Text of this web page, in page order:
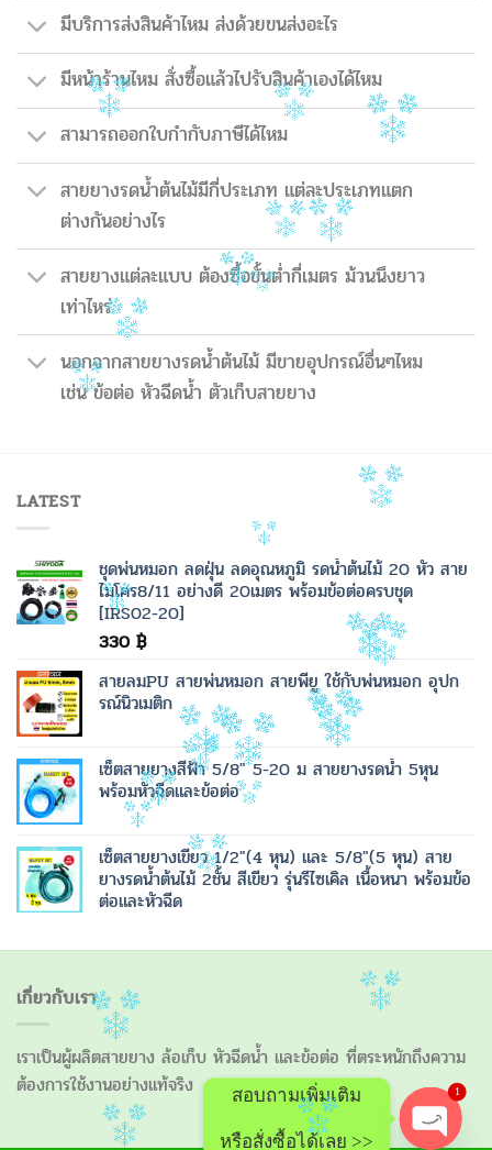
มีบริการส่งสินค้าไหม ส่งด้วยขนส่งอะไร
มีหน้าร้านไหม สั่งซื้อแล้วไปรับสินค้าเองได้ไหม
สามารถออกใบกำกับภาษีได้ไหม
สายยางรดน้ำต้นไม้มีกี่ประเภท แต่ละประเภทแตก
ต่างกันอย่างไร
สายยางแต่ละแบบ ต้องซื้อขั้นต่ำกี่เมตร ม้วนนึงยาว
เท่าไหร่
นอกจากสายยางรดน้ำต้นไม้ มีขายอุปกรณ์อื่นๆไหม
เช่น ข้อต่อ หัวฉีดน้ำ ตัวเก็บสายยาง
LATEST
ชุดพ่นหมอก ลดฝุ่น ลดอุณหภูมิ รดน้ำต้นไม้ 20 หัว สาย
ไมโคร8/11 อย่างดี 20เมตร พร้อมข้อต่อครบชุด
[IRS02-20]
330 ฿
สายลมPU สายพ่นหมอก สายพียู ใช้กับพ่นหมอก อุปก
รณ์นิวเมติก
เซ็ตสายยางสีฟ้า 5/8" 5-20 ม สายยางรดน้ำ 5หุน
พร้อมหัวฉีดและข้อต่อ
เซ็ตสายยางเขียว 1/2"(4 หุน) และ 5/8"(5 หุน) สาย
ยางรดน้ำต้นไม้ 2ชั้น สีเขียว รุ่นรีไซเคิล เนื้อหนา พร้อมข้อ
ต่อและหัวฉีด
เกี่ยวกับเรา
เราเป็นผู้ผลิตสายยาง ล้อเก็บ หัวฉีดน้ำ และข้อต่อ ที่ตระหนักถึงความ
ต้องการใช้งานอย่างแท้จริง
สอบถามเพิ่มเติม
หรือสั่งซื้อได้เลย >>
1